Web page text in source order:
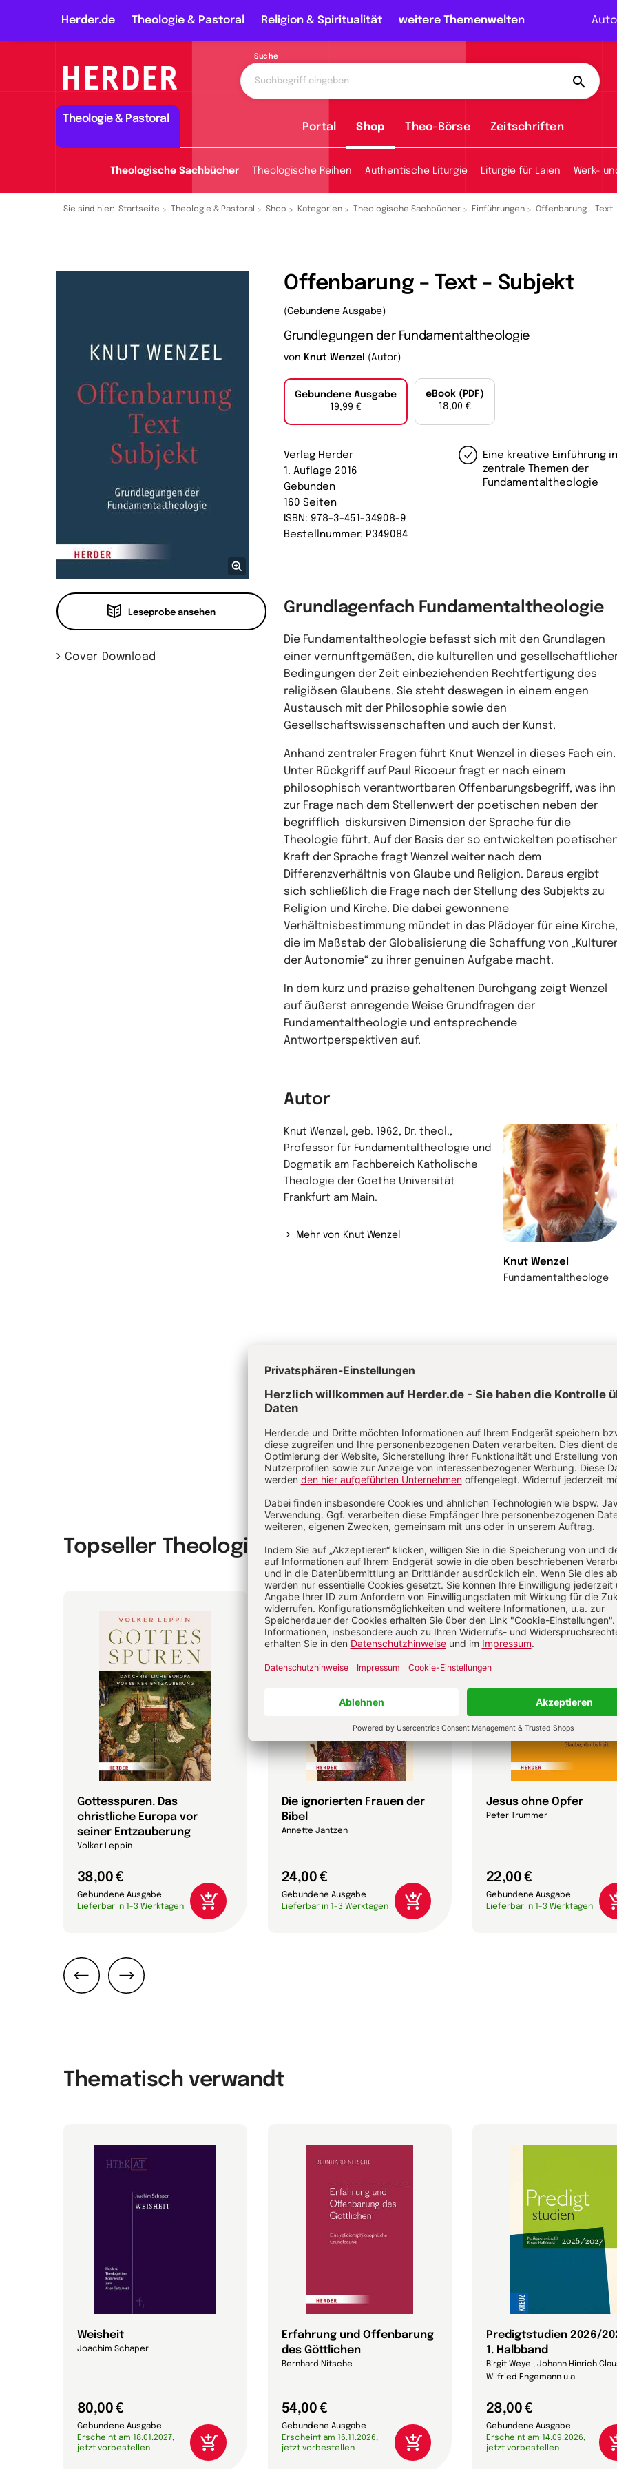
Herder.de Theologie & Pastoral Religion & Spiritualität weitere Themenwelten
Suche
Theologie & Pastoral
Portal Shop Theo-Börse Zeitschriften
Theologische Sachbücher Theologische Reihen Authentische Liturgie Liturgie für Laien Werk-
Sie sind hier: Startseite Theologie & Pastoral Shop Kategorien Theologische Sachbücher Einführungen Offenbarung – Text
Leseprobe ansehen
Cover-Download
Offenbarung – Text – Subjekt
(Gebundene Ausgabe)
Grundlegungen der Fundamentaltheologie
von Knut Wenzel (Autor)
Gebundene Ausgabe
19,99 €
eBook (PDF)
18,00 €
Eine kreative Einführung
zentrale Themen der
Fundamentaltheologie
Verlag Herder
1. Auflage 2016
Gebunden
160 Seiten
ISBN: 978-3-451-34908-9
Bestellnummer: P349084
Grundlagenfach Fundamentaltheologie
Die Fundamentaltheologie befasst sich mit den Grundlagen
einer vernunftgemäßen, die kulturellen und
Bedingungen der Zeit einbeziehenden Rechtfertigung des
religiösen Glaubens. Sie steht deswegen in einem engen
Austausch mit der Philosophie sowie den
Gesellschaftswissenschaften und auch der Kunst.
Anhand zentraler Fragen führt Knut Wenzel in dieses Fach ein.
Unter Rückgriff auf Paul Ricoeur fragt er nach einem
philosophisch verantwortbaren Offenbarungsbegriff, was ihn
zur Frage nach dem Stellenwert der poetischen neben der
begrifflich-diskursiven Dimension der Sprache für die
Theologie führt. Auf der Basis der so entwickelten
Kraft der Sprache fragt Wenzel weiter nach dem
Differenzverhältnis von Glaube und Religion. Daraus ergibt
sich schließlich die Frage nach der Stellung des Subjekts zu
Religion und Kirche. Die dabei gewonnene
Verhältnisbestimmung mündet in das Plädoyer für eine Kirche,
die im Maßstab der Globalisierung die Schaffung von
der Autonomie“ zu ihrer genuinen Aufgabe macht.
In dem kurz und präzise gehaltenen Durchgang zeigt Wenzel
auf äußerst anregende Weise Grundfragen der
Fundamentaltheologie und entsprechende
Antwortperspektiven auf.
Autor
Knut Wenzel
Fundamentaltheologe
Knut Wenzel, geb. 1962, Dr. theol.,
Professor für Fundamentaltheologie und
Dogmatik am Fachbereich Katholische
Theologie der Goethe Universität
Frankfurt am Main.
Mehr von Knut Wenzel
Verwandte Themen
Fundamentaltheologie
Topseller Theologie & Pastoral
Gottesspuren. Das
christliche Europa vor
seiner Entzauberung
Volker Leppin
38,00 €
Gebundene Ausgabe
Lieferbar in 1-3 Werktagen
Die ignorierten Frauen der
Bibel
Annette Jantzen
24,00 €
Gebundene Ausgabe
Lieferbar in 1-3 Werktagen
Jesus ohne Opfer
Peter Trummer
22,00 €
Gebundene Ausgabe
Lieferbar in 1-3 Werktagen
Thematisch verwandt
Weisheit
Joachim Schaper
80,00 €
Gebundene Ausgabe
Erscheint am 18.01.2027,
jetzt vorbestellen
Erfahrung und Offenbarung
des Göttlichen
Bernhard Nitsche
54,00 €
Gebundene Ausgabe
Erscheint am 16.11.2026,
jetzt vorbestellen
Predigtstudien 2026/
1. Halbband
Birgit Weyel, Johann Hinrich
Wilfried Engemann u.a.
28,00 €
Gebundene Ausgabe
Erscheint am 14.09.2026,
jetzt vorbestellen